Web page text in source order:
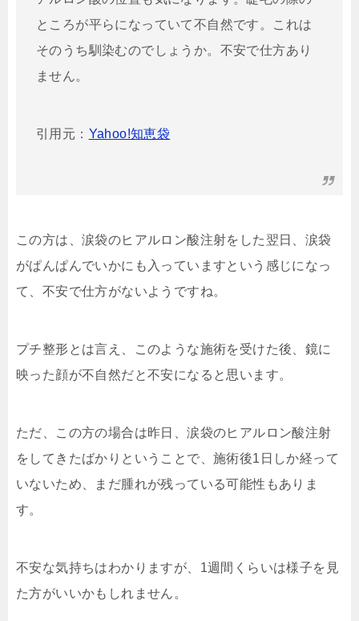
ところが平らになっていて不自然です。これは
そのうち馴染むのでしょうか。不安で仕方あり
ません。
引用元： Yahoo!知恵袋
この方は、涙袋のヒアルロン酸注射をした翌日、涙袋
がぱんぱんでいかにも入っていますという感じになっ
て、不安で仕方がないようですね。
プチ整形とは言え、このような施術を受けた後、鏡に
映った顔が不自然だと不安になると思います。
ただ、この方の場合は昨日、涙袋のヒアルロン酸注射
をしてきたばかりということで、施術後1日しか経って
いないため、まだ腫れが残っている可能性もありま
す。
不安な気持ちはわかりますが、1週間くらいは様子を見
た方がいいかもしれません。